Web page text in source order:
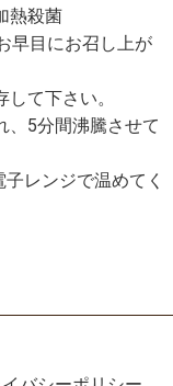
熱殺菌
早目にお召し上が
て下さい。
、5分間沸騰させて
レンジで温めてく